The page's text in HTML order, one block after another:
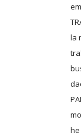
la